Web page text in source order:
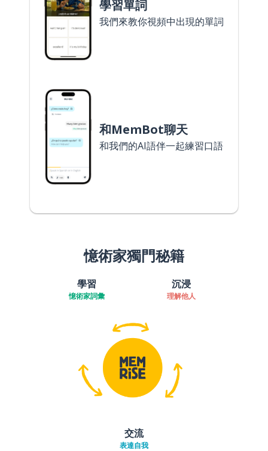
學習單詞
我們來教你視頻中出現的單詞
和MemBot聊天
和我們的AI語伴一起練習口語
憶術家獨門秘籍
學習
憶術家詞彙
沉浸
理解他人
交流
表達自我